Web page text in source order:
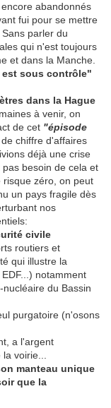
abandonnés
fui pour se mettre
parler du
qui n'est toujours
et dans la Manche.
sous contrôle"
dans la Hague
à venir, on
de cet "épisode
chiffre d'affaires
déjà une crise
besoin de cela et
zéro, on peut
un pays fragile dès
nos
civile
routiers et
qui illustre la
notamment
du Bassin
purgatoire (n'osons
a l'argent
voirie...
manteau unique
que la